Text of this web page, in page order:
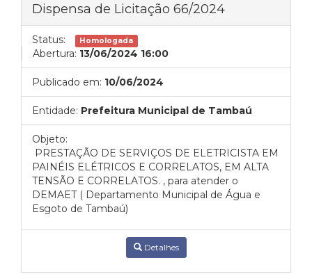
Dispensa de Licitação 66/2024
Status: Homologada
Abertura: 13/06/2024 16:00
Publicado em: 10/06/2024
Entidade: Prefeitura Municipal de Tambaú
Objeto:
PRESTAÇÃO DE SERVIÇOS DE ELETRICISTA EM
PAINÉIS ELÉTRICOS E CORRELATOS, EM ALTA
TENSÃO E CORRELATOS. , para atender o
DEMAET ( Departamento Municipal de Água e
Esgoto de Tambaú)
Detalhes